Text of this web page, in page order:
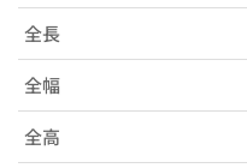
全長
全幅
全高